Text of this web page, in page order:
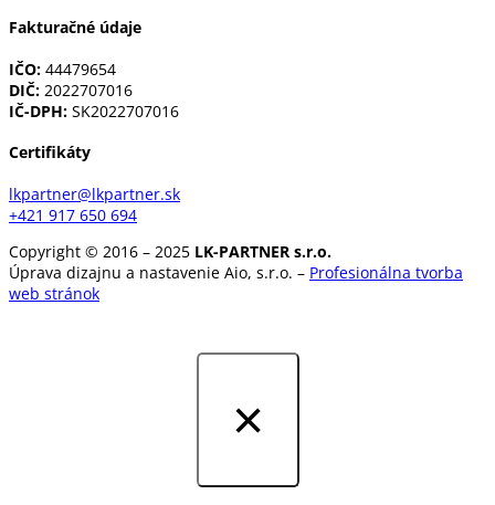
Fakturačné údaje
IČO: 44479654
DIČ: 2022707016
IČ-DPH: SK2022707016
Certifikáty
lkpartner@lkpartner.sk
+421 917 650 694
Copyright © 2016 – 2025 LK-PARTNER s.r.o.
Úprava dizajnu a nastavenie Aio, s.r.o. – Profesionálna tvorba
web stránok
×